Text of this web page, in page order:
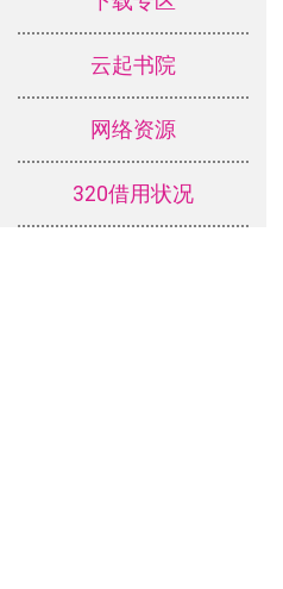
云起书院
网络资源
320借用状况